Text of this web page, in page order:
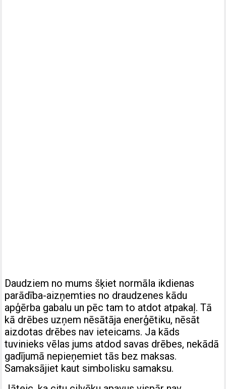
Daudziem no mums šķiet normāla ikdienas
parādība-aizņemties no draudzenes kādu
apģērba gabalu un pēc tam to atdot atpakaļ. Tā
kā drēbes uzņem nēsātāja enerģētiku, nēsāt
aizdotas drēbes nav ieteicams. Ja kāds
tuvinieks vēlas jums atdod savas drēbes, nekādā
gadījumā nepieņemiet tās bez maksas.
Samaksājiet kaut simbolisku samaksu.